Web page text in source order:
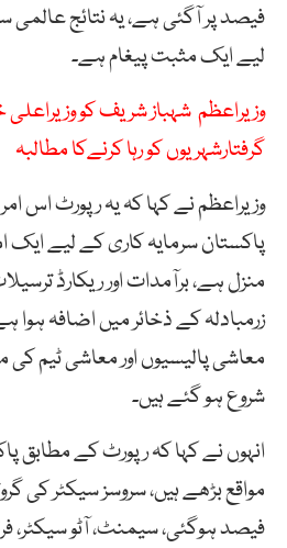
فیصد پر آگئی ہے، یہ نتائج عالمی
لیے ایک مثبت پیغام ہے۔
وزیراعظم شہباز شریف کو وزیراعلی
گرفتارشہریوں کو رہا کرنےکا مطالبہ
وزیراعظم نے کہا کہ یہ رپورٹ اس
پاکستان سرمایہ کاری کے لیے ایک
منزل ہے، برآمدات اور ریکارڈ
زرمبادلہ کے ذخائر میں اضافہ
معاشی پالیسیوں اور معاشی ٹیم
شروع ہو گئے ہیں۔
انہوں نے کہا کہ رپورٹ کے مطابق
فیصد ہوگئی، سیمنٹ، آٹو سیکٹر،